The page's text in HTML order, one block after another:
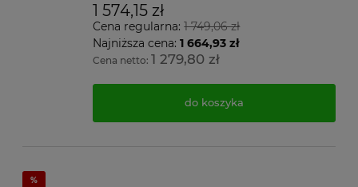
1 574,15 zł
Cena regularna:1 749,06 zł
Najniższa cena:1 664,93 zł
Cena netto: 1 279,80 zł
do koszyka